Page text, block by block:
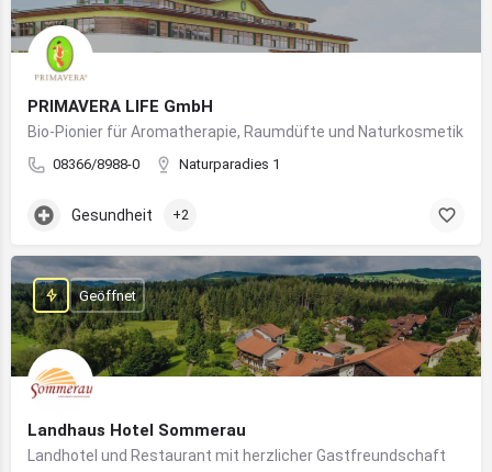
PRIMAVERA LIFE GmbH
Bio-Pionier für Aromatherapie, Raumdüfte und Naturkosmetik
08366/8988-0 Naturparadies 1
Gesundheit +2
Landhaus Hotel Sommerau
Landhotel und Restaurant mit herzlicher Gastfreundschaft
Geöffnet